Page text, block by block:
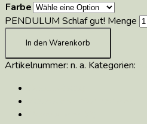
Farbe
PENDULUM Schlaf gut! Menge
In den Warenkorb
Artikelnummer: n. a. Kategorien: